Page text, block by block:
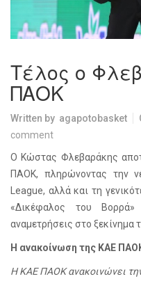
Τέλος ο
ΠΑΟΚ
Written by agapotobasket
comment
Ο Κώστας Φλεβαράκης
ΠΑΟΚ, πληρώνοντας την
League, αλλά και τη
«Δικέφαλος του
αναμετρήσεις στο ξεκίνημα
Η ανακοίνωση της ΚΑΕ
Η ΚΑΕ ΠΑΟΚ ανακοινώνει